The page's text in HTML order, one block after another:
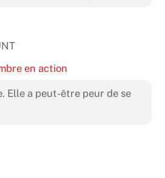
en action
Elle a peut-être peur de se